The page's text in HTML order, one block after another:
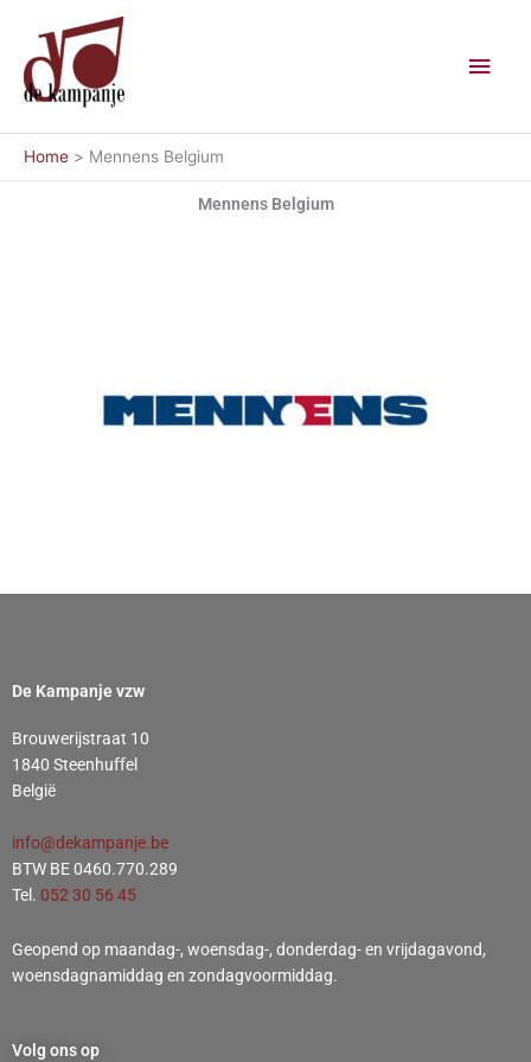
inhoud
Home Mennens Belgium
Mennens Belgium
De Kampanje vzw
Brouwerijstraat 10
1840 Steenhuffel
België
info@dekampanje.be
BTW BE 0460.770.289
Tel. 052 30 56 45
Geopend op maandag-, woensdag-, donderdag- en vrijdagavond,
woensdagnamiddag en zondagvoormiddag.
Volg ons op